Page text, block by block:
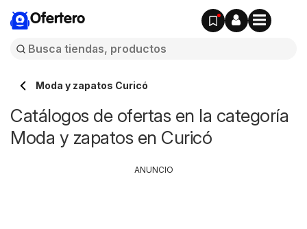
Ofertero
Moda y zapatos Curicó
Catálogos de ofertas en la categoría
Moda y zapatos en Curicó
ANUNCIO